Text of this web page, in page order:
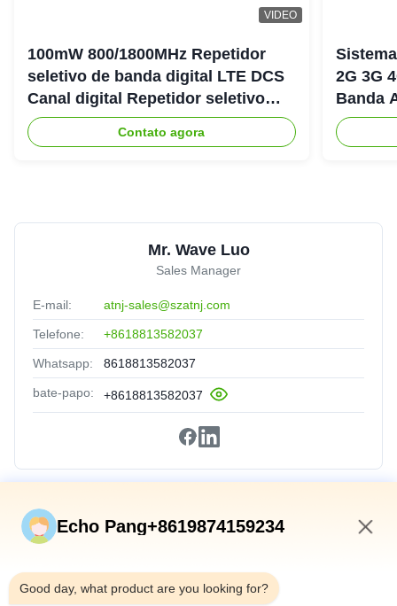
VIDEO
100mW 800/1800MHz Repetidor
seletivo de banda digital LTE DCS
Canal digital Repetidor seletivo
Bda Pico
Contato agora
2G 3G
Banda
Mr. Wave Luo
Sales Manager
E-mail: atnj-sales@szatnj.com
Telefone: +8618813582037
Whatsapp: 8618813582037
bate-papo: +8618813582037
Relações Rápidas
Produtos
Sobre Nós
Echo Pang+8619874159234
Good day, what product are you looking for?